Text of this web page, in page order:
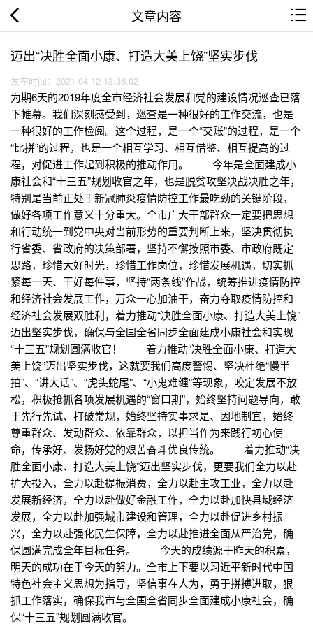
文章内容
迈出“决胜全面小康、打造大美上饶”坚实步伐
发布时间：2021-04-12 13:36:02
为期6天的2019年度全市经济社会发展和党的建设情况巡查已落
下帷幕。我们深刻感受到，巡查是一种很好的工作交流，也是
一种很好的工作检阅。这个过程，是一个“交账”的过程，是一个
“比拼”的过程，也是一个相互学习、相互借鉴、相互提高的过
程，对促进工作起到积极的推动作用。 今年是全面建成小
康社会和“十三五”规划收官之年，也是脱贫攻坚决战决胜之年，
特别是当前正处于新冠肺炎疫情防控工作最吃劲的关键阶段，
做好各项工作意义十分重大。全市广大干部群众一定要把思想
和行动统一到党中央对当前形势的重要判断上来，坚决贯彻执
行省委、省政府的决策部署，坚持不懈按照市委、市政府既定
思路，珍惜大好时光，珍惜工作岗位，珍惜发展机遇，切实抓
紧每一天、干好每件事，坚持“两条线”作战，统筹推进疫情防控
和经济社会发展工作，万众一心加油干，奋力夺取疫情防控和
经济社会发展双胜利，着力推动“决胜全面小康、打造大美上饶”
迈出坚实步伐，确保与全国全省同步全面建成小康社会和实现
“十三五”规划圆满收官！ 着力推动“决胜全面小康、打造大
美上饶”迈出坚实步伐，这就要我们高度警惕、坚决杜绝“慢半
拍”、“讲大话”、“虎头蛇尾”、“小鬼难缠”等现象，咬定发展不放
松，积极抢抓各项发展机遇的“窗口期”，始终坚持问题导向，敢
于先行先试、打破常规，始终坚持实事求是、因地制宜，始终
尊重群众、发动群众、依靠群众，以担当作为来践行初心使
命，传承好、发扬好党的艰苦奋斗优良传统。 着力推动“决
胜全面小康、打造大美上饶”迈出坚实步伐，更要我们全力以赴
扩大投入，全力以赴提振消费，全力以赴主攻工业，全力以赴
发展新经济，全力以赴做好金融工作，全力以赴加快县域经济
发展，全力以赴加强城市建设和管理，全力以赴促进乡村振
兴，全力以赴强化民生保障，全力以赴推进全面从严治党，确
保圆满完成全年目标任务。 今天的成绩源于昨天的积累，
明天的成功在于今天的努力。全市上下要以习近平新时代中国
特色社会主义思想为指导，坚信事在人为，勇于拼搏进取，狠
抓工作落实，确保我市与全国全省同步全面建成小康社会，确
保“十三五”规划圆满收官。